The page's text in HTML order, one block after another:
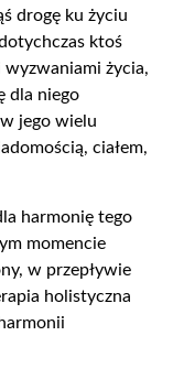
drogę ku życiu
ktoś
wyzwaniami życia,
dla niego
jego wielu
ciałem,
harmonię tego
momencie
w przepływie
holistyczna